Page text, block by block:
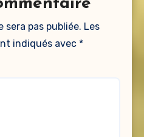
sera pas publiée. Les
indiqués avec *